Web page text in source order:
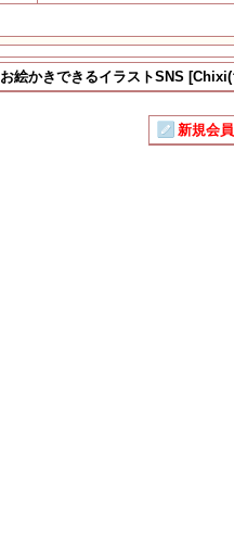
お絵かきできるイラストSNS
新規会